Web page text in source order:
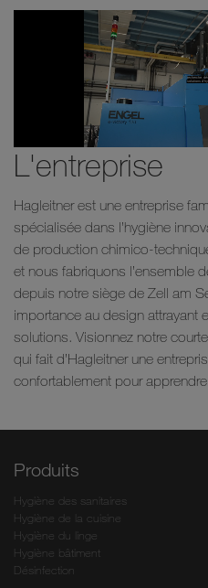
L'entreprise
Hagleitner est une entreprise
spécialisée dans l’hygiène
de production chimico-
et nous fabriquons l’ensemble
depuis notre siège de Zell am
importance au design attrayant
solutions. Visionnez notre
qui fait d’Hagleitner une
confortablement pour
Produits
Hygiène des sanitaires
Hygiène de la cuisine
Hygiène du linge
Hygiène bâtiment
Désinfection